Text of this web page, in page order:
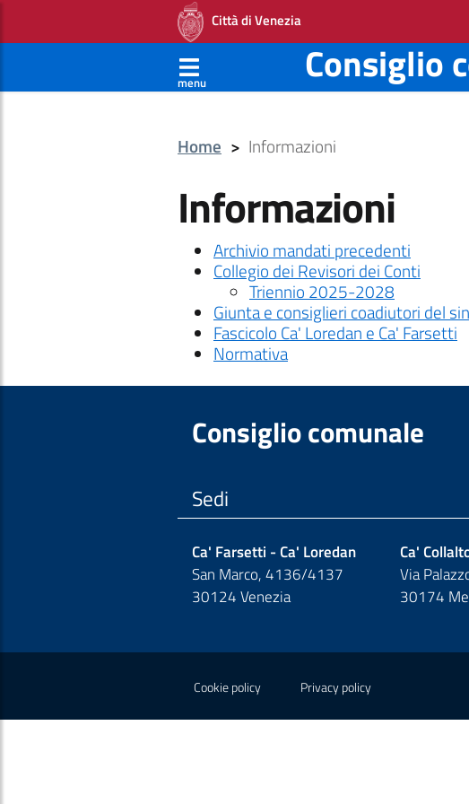
Città di Venezia
menu Consiglio
Home > Informazioni
Informazioni
Archivio mandati precedenti
Collegio dei Revisori dei Conti
Triennio 2025-2028
Giunta e consiglieri coadiutori del
Fascicolo Ca' Loredan e Ca' Farsetti
Normativa
Consiglio comunale
Sedi
Ca' Farsetti - Ca' Loredan
San Marco, 4136/4137
30124 Venezia
Ca'
Via
30174
Cookie policy Privacy policy